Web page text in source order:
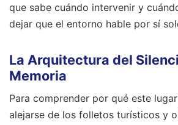
que sabe cuándo intervenir y
dejar que el entorno hable por sí
La Arquitectura del
Memoria
Para comprender por qué este
alejarse de los folletos turísticos y